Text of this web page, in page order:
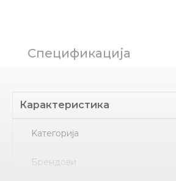
Спецификација
Карактеристика
Kатегорија
Брендови